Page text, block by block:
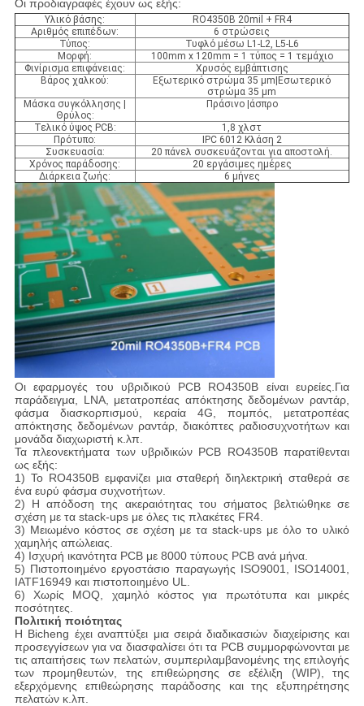
Οι προδιαγραφές έχουν ως εξής:
Υλικό βάσης:
RO4350B 20mil + FR4
Αριθμός επιπέδων:
6 στρώσεις
Τύπος:
Τυφλό μέσω L1-L2, L5-L6
Μορφή:
100mm x 120mm = 1 τύπος = 1 τεμάχιο
Φινίρισμα επιφάνειας:
Χρυσός εμβάπτισης
Βάρος χαλκού:
Εξωτερικό στρώμα 35 μm|Εσωτερικό
στρώμα 35 μm
Μάσκα συγκόλλησης |
Θρύλος:
Πράσινο |άσπρο
Τελικό ύψος PCB:
1,8 χλστ
Πρότυπο:
IPC 6012 Κλάση 2
Συσκευασία:
20 πάνελ συσκευάζονται για αποστολή.
Χρόνος παράδοσης:
20 εργάσιμες ημέρες
Διάρκεια ζωής:
6 μήνες
Οι εφαρμογές του υβριδικού PCB RO4350B είναι ευρείες.Για
παράδειγμα, LNA, μετατροπέας απόκτησης δεδομένων ραντάρ,
φάσμα διασκορπισμού, κεραία 4G, πομπός, μετατροπέας
απόκτησης δεδομένων ραντάρ, διακόπτες ραδιοσυχνοτήτων και
μονάδα διαχωριστή κ.λπ.
Τα πλεονεκτήματα των υβριδικών PCB RO4350B παρατίθενται
ως εξής:
1) Το RO4350B εμφανίζει μια σταθερή διηλεκτρική σταθερά σε
ένα ευρύ φάσμα συχνοτήτων.
2) Η απόδοση της ακεραιότητας του σήματος βελτιώθηκε σε
σχέση με τα stack-ups με όλες τις πλακέτες FR4.
3) Μειωμένο κόστος σε σχέση με τα stack-ups με όλο το υλικό
χαμηλής απώλειας.
4) Ισχυρή ικανότητα PCB με 8000 τύπους PCB ανά μήνα.
5) Πιστοποιημένο εργοστάσιο παραγωγής ISO9001, ISO14001,
IATF16949 και πιστοποιημένο UL.
6) Χωρίς MOQ, χαμηλό κόστος για πρωτότυπα και μικρές
ποσότητες.
Πολιτική ποιότητας
Η Bicheng έχει αναπτύξει μια σειρά διαδικασιών διαχείρισης και
προσεγγίσεων για να διασφαλίσει ότι τα PCB συμμορφώνονται με
τις απαιτήσεις των πελατών, συμπεριλαμβανομένης της επιλογής
των προμηθευτών, της επιθεώρησης σε εξέλιξη (WIP), της
εξερχόμενης επιθεώρησης παράδοσης και της εξυπηρέτησης
πελατών κ.λπ.